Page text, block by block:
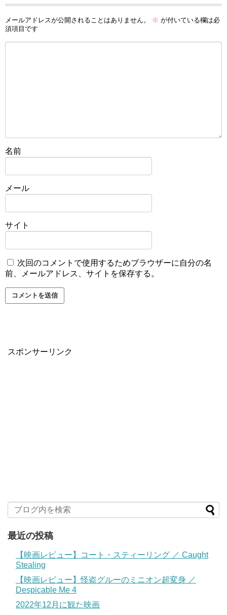
メールアドレスが公開されることはありません。 ※ が付いている欄は必
須項目です
名前
メール
サイト
次回のコメントで使用するためブラウザーに自分の名
前、メールアドレス、サイトを保存する。
スポンサーリンク
最近の投稿
【映画レビュー】コート・スティーリング ／ Caught
Stealing
【映画レビュー】怪盗グルーのミニオン超変身 ／
Despicable Me 4
2022年12月に観た映画